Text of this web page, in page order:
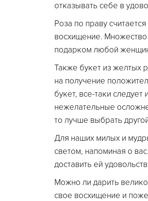
отказывать себе в
Роза по праву
восхищение. Множество
подарком любой
Также букет из желтых
на получение
букет, все-таки
нежелательные
то лучше выбрать
Для наших милых и
светом, напоминая о
доставить ей
Можно ли дарить
свое восхищение и